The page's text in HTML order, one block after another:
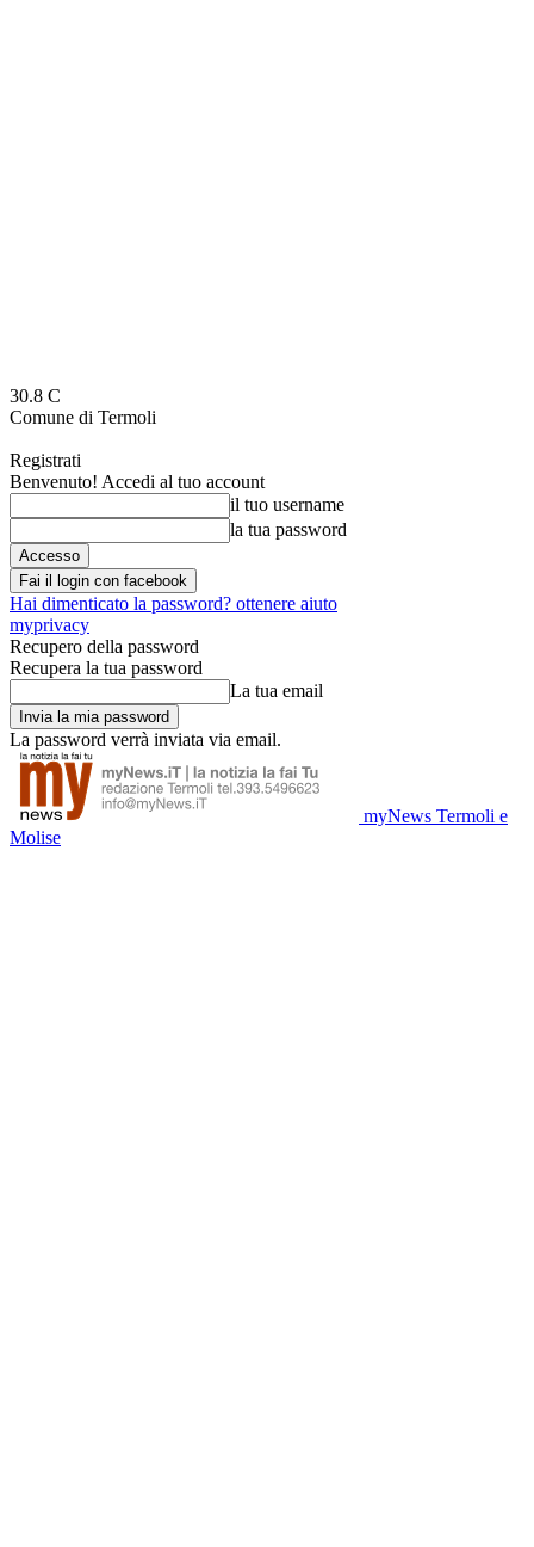
30.8 C
Comune di Termoli
Registrati
Benvenuto! Accedi al tuo account
il tuo username
la tua password
Fai il login con facebook
Hai dimenticato la password? ottenere aiuto
myprivacy
Recupero della password
Recupera la tua password
La tua email
La password verrà inviata via email.
myNews Termoli e
Molise